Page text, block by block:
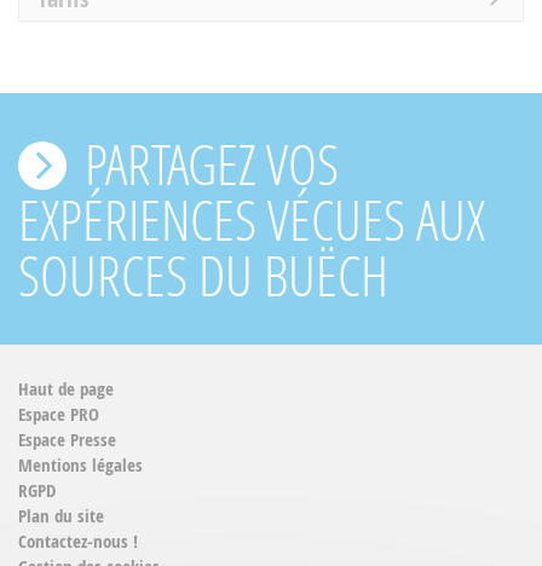
PARTAGEZ VOS
EXPÉRIENCES VÉCUES AUX
SOURCES DU BUËCH
Haut de page
Espace PRO
Espace Presse
Mentions légales
RGPD
Plan du site
Contactez-nous !